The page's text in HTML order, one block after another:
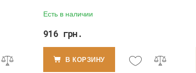
Есть в наличии
916 грн.
В КОРЗИНУ